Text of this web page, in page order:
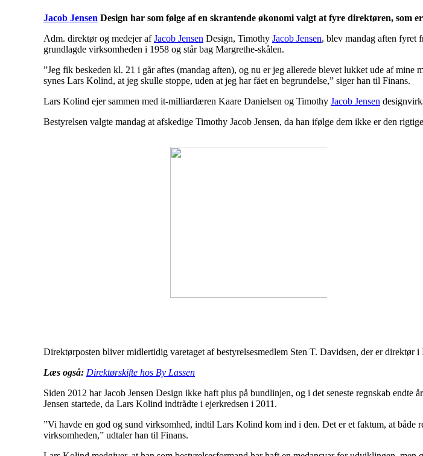
Jacob Jensen Design har som følge af en skrantende økonomi valgt at fyre direktøren, som
Adm. direktør og medejer afJacob Jensen Design, Timothy Jacob Jensen, blev mandag aften fyret
grundlagde virksomheden i 1958 og står bag Margrethe-skålen.
”Jeg fik beskeden kl. 21 i går aftes (mandag aften), og nu er jeg allerede blevet lukket ude af
synes Lars Kolind, at jeg skulle stoppe, uden at jeg har fået en begrundelse,” siger han til Finans.
Lars Kolind ejer sammen med it-milliardæren Kaare Danielsen og Timothy Jacob Jensen
Bestyrelsen valgte mandag at afskedige Timothy Jacob Jensen, da han ifølge dem ikke er den
Direktørposten bliver midlertidig varetaget af bestyrelsesmedlem Sten T. Davidsen, der er direktør
Læs også: Direktørskifte hos By Lassen
Siden 2012 har Jacob Jensen Design ikke haft plus på bundlinjen, og i det seneste regnskab
Jensen startede, da Lars Kolind indtrådte i ejerkredsen i 2011.
”Vi havde en god og sund virksomhed, indtil Lars Kolind kom ind i den. Det er et faktum, at
virksomheden,” udtaler han til Finans.